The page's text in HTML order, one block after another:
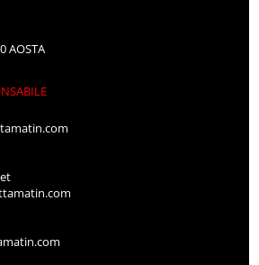
AOSTA